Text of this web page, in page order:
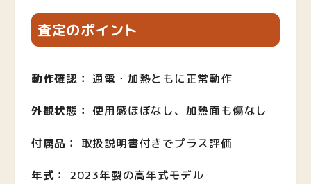
査定のポイント
動作確認： 通電・加熱ともに正常動作
外観状態： 使用感ほぼなし、加熱面も傷なし
付属品： 取扱説明書付きでプラス評価
年式： 2023年製の高年式モデル